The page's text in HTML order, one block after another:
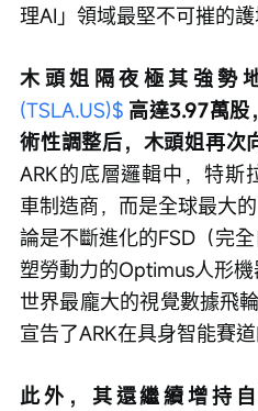
理AI」領域最堅不可摧的護
木頭姐隔夜極其強勢
(TSLA.US)$ 高達3.97萬股
術性調整后，木頭姐再次
ARK的底層邏輯中，特斯
車制造商，而是全球最大
論是不斷進化的FSD（完
塑勞動力的Optimus人形
世界最龐大的視覺數據飛
宣告了ARK在具身智能賽
此外，其還繼續增持